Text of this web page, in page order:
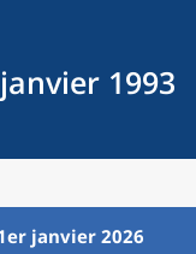
1993
janvier 2026